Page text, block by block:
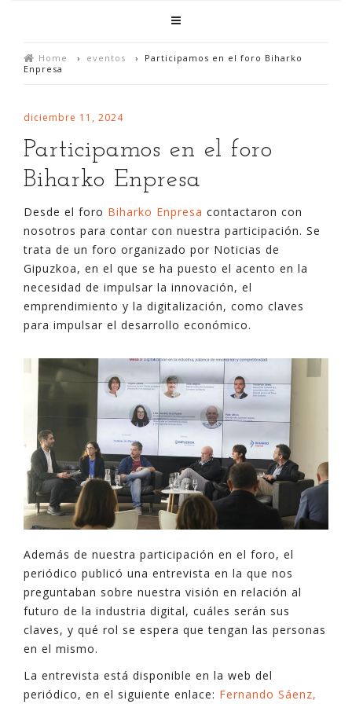
Home › eventos › Participamos en el foro Biharko
Enpresa
diciembre 11, 2024
Participamos en el foro
Biharko Enpresa
Desde el foro Biharko Enpresa contactaron con
nosotros para contar con nuestra participación. Se
trata de un foro organizado por Noticias de
Gipuzkoa, en el que se ha puesto el acento en la
necesidad de impulsar la innovación, el
emprendimiento y la digitalización, como claves
para impulsar el desarrollo económico.
Además de nuestra participación en el foro, el
periódico publicó una entrevista en la que nos
preguntaban sobre nuestra visión en relación al
futuro de la industria digital, cuáles serán sus
claves, y qué rol se espera que tengan las personas
en el mismo.
La entrevista está disponible en la web del
periódico, en el siguiente enlace: Fernando Sáenz,